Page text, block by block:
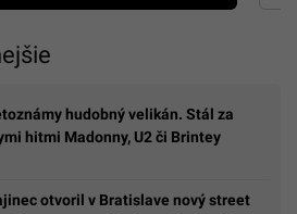
hudobný velikán. Stál za
hitmi Madonny, U2 či Brintey
otvoril v Bratislave nový street